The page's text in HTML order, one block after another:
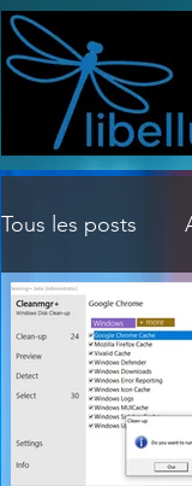
Tous les posts
Customisation
Gestion